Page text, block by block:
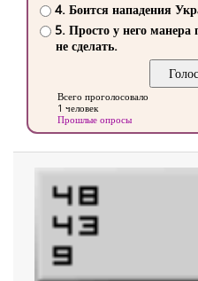
4. Боится нападения
5. Просто у него манера
не сделать.
Всего проголосовало
1 человек
Прошлые опросы